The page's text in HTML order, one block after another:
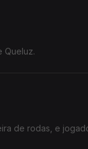
Queluz.
de rodas, e